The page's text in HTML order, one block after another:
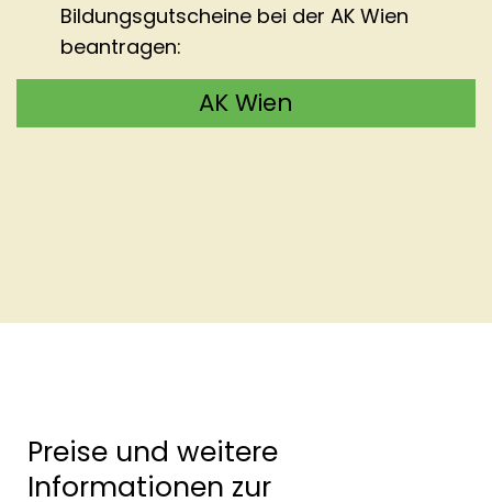
Bildungsgutscheine bei der AK Wien
beantragen:
AK Wien
Preise und weitere
Informationen zur